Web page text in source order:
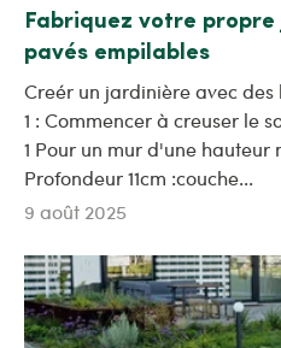
Fabriquez votre
pavés empilables
Creér un jardinière avec
1 : Commencer à creuser le
1 Pour un mur d'une
Profondeur 11cm :couche...
9 août 2025